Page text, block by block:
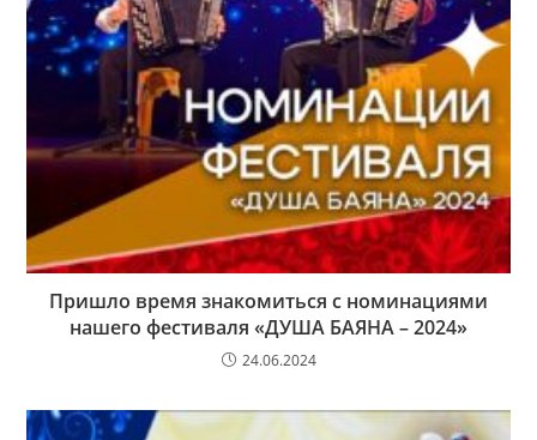
Пришло время знакомиться с номинациями
нашего фестиваля «ДУША БАЯНА – 2024»
24.06.2024